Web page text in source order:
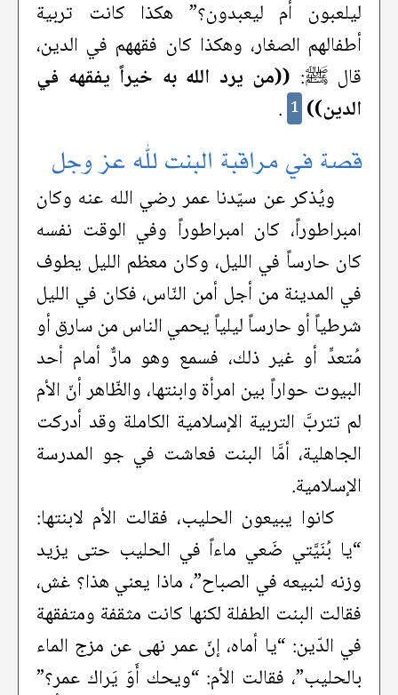
ليلعبون أم ليعبدون؟” هكذا كانت تربية
أطفالهم الصغار، وهكذا كان فقههم في الدين،
قال ﷺ: ((من يرد الله به خيراً يفقهه في
الدين)) 1
.
قصة في مراقبة البنت لله عز وجل
ويُذكر عن سيّدنا عمر رضي الله عنه وكان
امبراطوراً، كان امبراطوراً وفي الوقت نفسه
كان حارساً في الليل، وكان معظم الليل يطوف
في المدينة من أجل أمن النّاس، فكان في الليل
شرطياً أو حارساً ليلياً يحمي الناس من سارق أو
مُتعدٍّ أو غير ذلك، فسمع وهو مارٌّ أمام أحد
البيوت حواراً بين امرأة وابنتها، والظّاهر أنّ الأم
لم تتربَّ التربية الإسلامية الكاملة وقد أدركت
الجاهلية، أمَّا البنت فعاشت في جو المدرسة
الإسلامية.
كانوا يبيعون الحليب، فقالت الأم لابنتها:
“يا بُنَيَّتي ضَعي ماءاً في الحليب حتى يزيد
وزنه لنبيعه في الصباح”، ماذا يعني هذا؟ غش،
فقالت البنت الطفلة لكنها كانت مثقفة ومتفقهة
في الدّين: “يا أماه، إنّ عمر نهى عن مزج الماء
بالحليب”، فقالت الأم: “ويحك أَوَ يَراك عمر؟”